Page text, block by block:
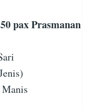
pax Prasmanan